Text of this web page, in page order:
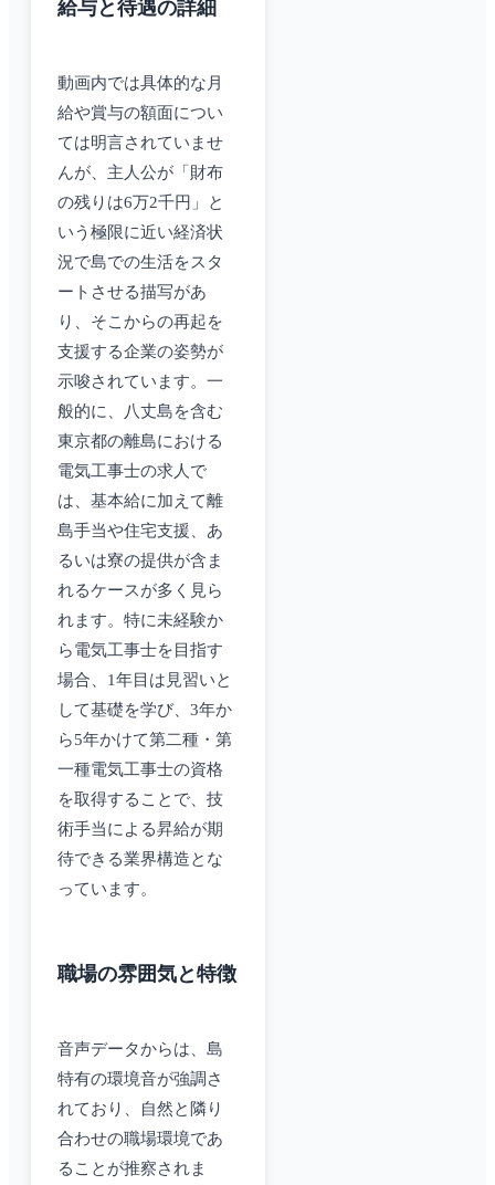
給与と待遇の詳細
動画内では具体的な月
給や賞与の額面につい
ては明言されていませ
んが、主人公が「財布
の残りは6万2千円」と
いう極限に近い経済状
況で島での生活をスタ
ートさせる描写があ
り、そこからの再起を
支援する企業の姿勢が
示唆されています。一
般的に、八丈島を含む
東京都の離島における
電気工事士の求人で
は、基本給に加えて離
島手当や住宅支援、あ
るいは寮の提供が含ま
れるケースが多く見ら
れます。特に未経験か
ら電気工事士を目指す
場合、1年目は見習いと
して基礎を学び、3年か
ら5年かけて第二種・第
一種電気工事士の資格
を取得することで、技
術手当による昇給が期
待できる業界構造とな
っています。
職場の雰囲気と特徴
音声データからは、島
特有の環境音が強調さ
れており、自然と隣り
合わせの職場環境であ
ることが推察されま